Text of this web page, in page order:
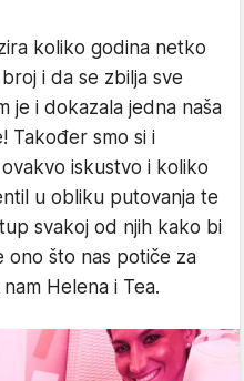
koliko godina netko
i da se zbilja sve
je i dokazala jedna naša
Također smo si i
iskustvo i koliko
u obliku putovanja te
svakoj od njih kako bi
ono što nas potiče za
Helena i Tea.